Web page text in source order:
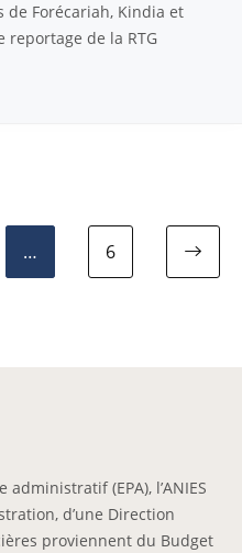
de Forécariah, Kindia et
reportage de la RTG
… 6
(EPA), l’ANIES
d’une Direction
proviennent du Budget